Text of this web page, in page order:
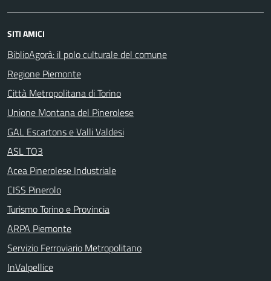
SITI AMICI
BiblioAgorà: il polo culturale del comune
Regione Piemonte
Città Metropolitana di Torino
Unione Montana del Pinerolese
GAL Escartons e Valli Valdesi
ASL TO3
Acea Pinerolese Industriale
CISS Pinerolo
Turismo Torino e Provincia
ARPA Piemonte
Servizio Ferroviario Metropolitano
InValpellice